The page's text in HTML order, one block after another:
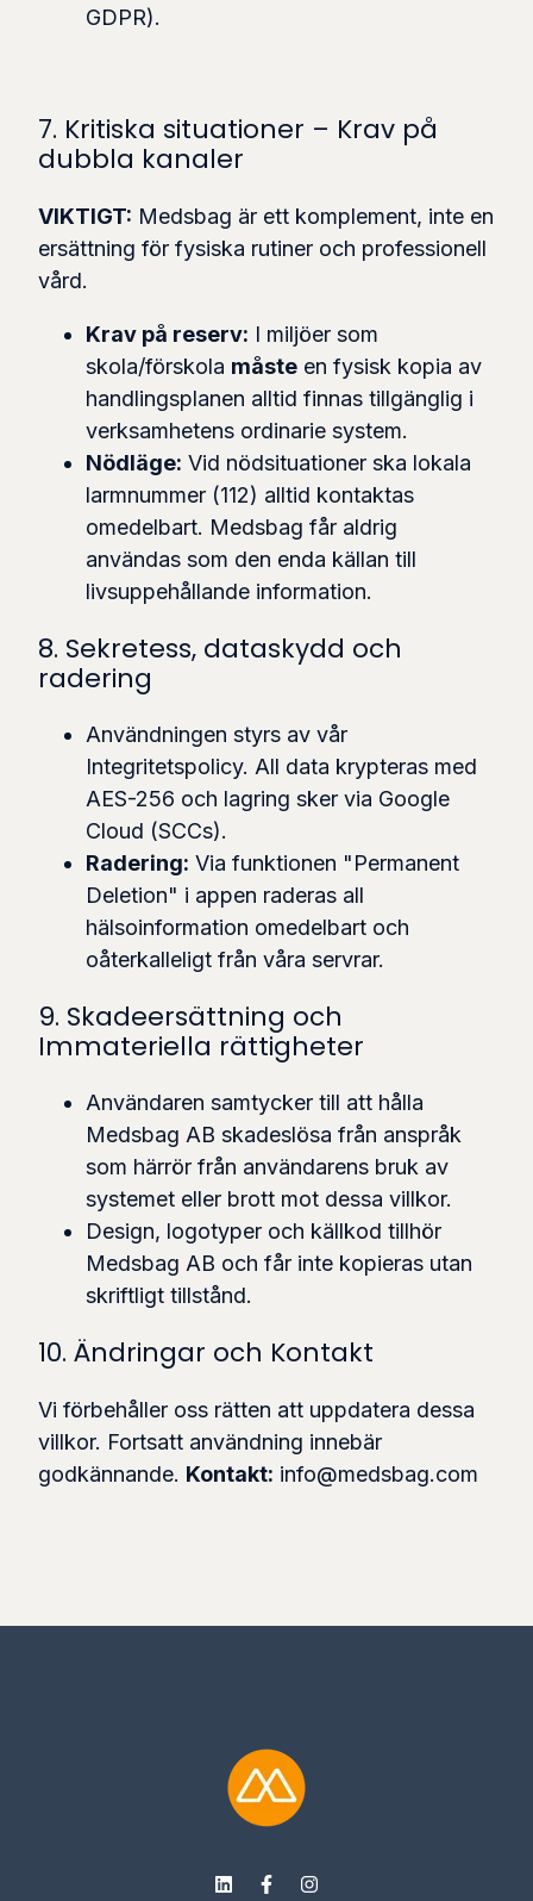
GDPR).
7. Kritiska situationer – Krav på
dubbla kanaler
VIKTIGT: Medsbag är ett komplement, inte en
ersättning för fysiska rutiner och professionell
vård.
Krav på reserv: I miljöer som
skola/förskola måste en fysisk kopia av
handlingsplanen alltid finnas tillgänglig i
verksamhetens ordinarie system.
Nödläge: Vid nödsituationer ska lokala
larmnummer (112) alltid kontaktas
omedelbart. Medsbag får aldrig
användas som den enda källan till
livsuppehållande information.
8. Sekretess, dataskydd och
radering
Användningen styrs av vår
Integritetspolicy. All data krypteras med
AES-256 och lagring sker via Google
Cloud (SCCs).
Radering: Via funktionen "Permanent
Deletion" i appen raderas all
hälsoinformation omedelbart och
oåterkalleligt från våra servrar.
9. Skadeersättning och
Immateriella rättigheter
Användaren samtycker till att hålla
Medsbag AB skadeslösa från anspråk
som härrör från användarens bruk av
systemet eller brott mot dessa villkor.
Design, logotyper och källkod tillhör
Medsbag AB och får inte kopieras utan
skriftligt tillstånd.
10. Ändringar och Kontakt
Vi förbehåller oss rätten att uppdatera dessa
villkor. Fortsatt användning innebär
godkännande. Kontakt: info@medsbag.com